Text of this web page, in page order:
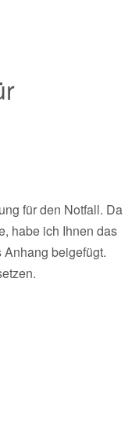
für den Notfall. Da
habe ich Ihnen das
beigefügt.